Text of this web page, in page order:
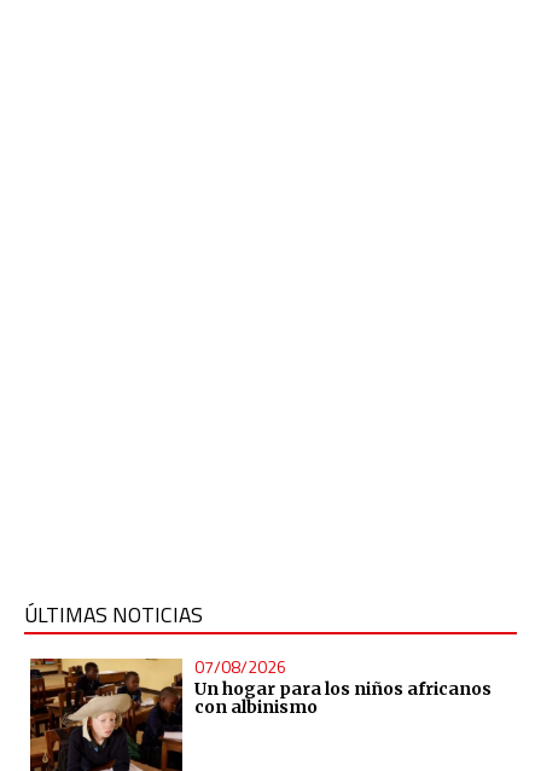
ÚLTIMAS NOTICIAS
07/08/2026
Un hogar para los niños africanos
con albinismo